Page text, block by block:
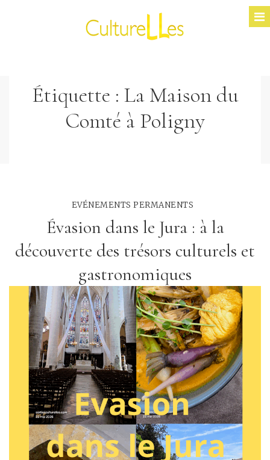
Étiquette : La Maison du
Comté à Poligny
EVÉNEMENTS PERMANENTS
Évasion dans le Jura : à la
découverte des trésors culturels et
gastronomiques